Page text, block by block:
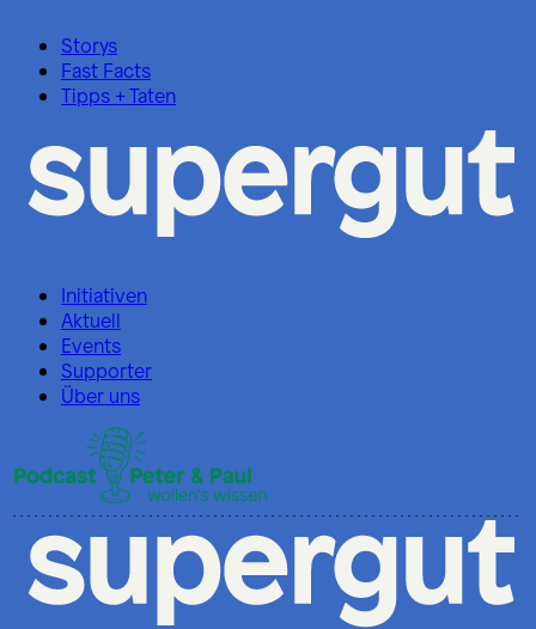
Storys
Fast Facts
Tipps + Taten
Initiativen
Aktuell
Events
Supporter
Über uns